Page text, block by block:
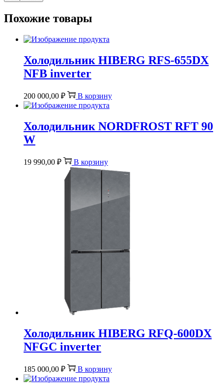
Похожие товары
Холодильник HIBERG RFS-655DX
NFB inverter
200 000,00 ₽ В корзину
Холодильник NORDFROST RFT 90
W
19 990,00 ₽ В корзину
Холодильник HIBERG RFQ-600DX
NFGС inverter
185 000,00 ₽ В корзину